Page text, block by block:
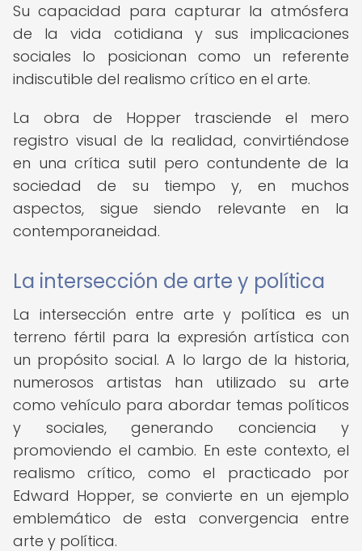
Su capacidad para capturar la atmósfera
de la vida cotidiana y sus implicaciones
sociales lo posicionan como un referente
indiscutible del realismo crítico en el arte.
La obra de Hopper trasciende el mero
registro visual de la realidad, convirtiéndose
en una crítica sutil pero contundente de la
sociedad de su tiempo y, en muchos
aspectos, sigue siendo relevante en la
contemporaneidad.
La intersección de arte y política
La intersección entre arte y política es un
terreno fértil para la expresión artística con
un propósito social. A lo largo de la historia,
numerosos artistas han utilizado su arte
como vehículo para abordar temas políticos
y sociales, generando conciencia y
promoviendo el cambio. En este contexto, el
realismo crítico, como el practicado por
Edward Hopper, se convierte en un ejemplo
emblemático de esta convergencia entre
arte y política.